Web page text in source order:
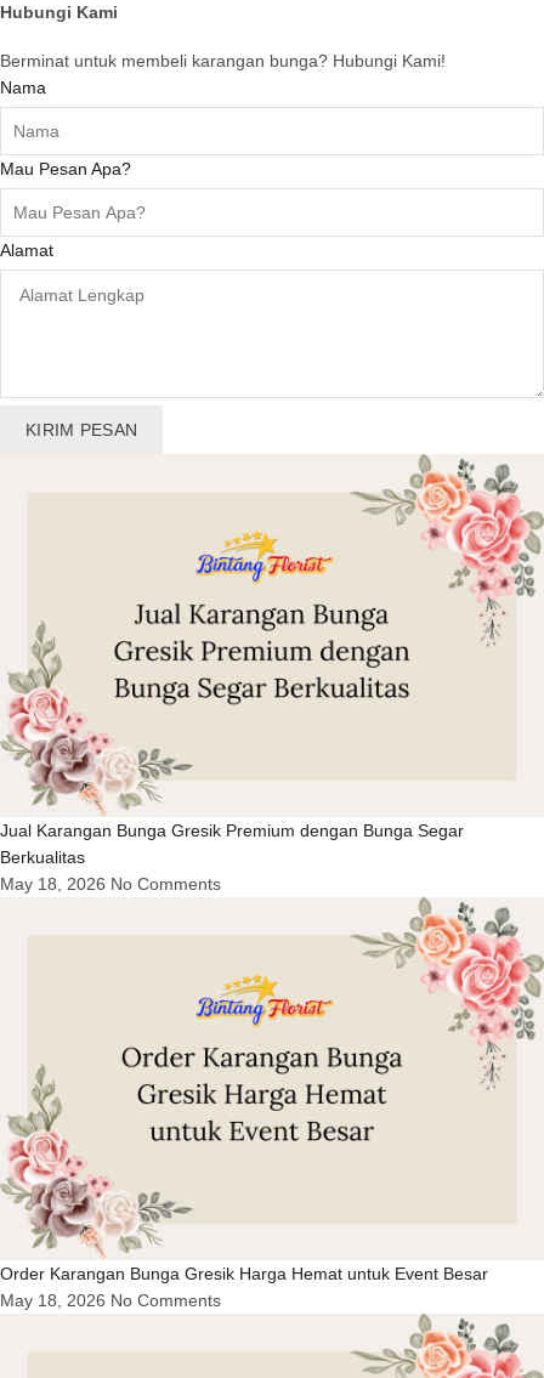
Hubungi Kami
Berminat untuk membeli karangan bunga? Hubungi Kami!
Nama
Mau Pesan Apa?
Alamat
KIRIM PESAN
Jual Karangan Bunga Gresik Premium dengan Bunga Segar
Berkualitas
May 18, 2026 No Comments
Order Karangan Bunga Gresik Harga Hemat untuk Event Besar
May 18, 2026 No Comments